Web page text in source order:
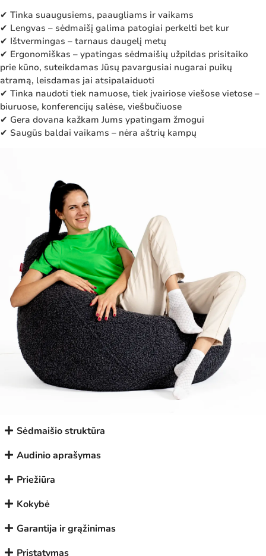
✔ Tinka suaugusiems, paaugliams ir vaikams
✔ Lengvas – sėdmaišį galima patogiai perkelti bet kur
✔ Ištvermingas – tarnaus daugelį metų
✔ Ergonomiškas – ypatingas sėdmaišių užpildas prisitaiko
prie kūno, suteikdamas Jūsų pavargusiai nugarai puikų
atramą, leisdamas jai atsipalaiduoti
✔ Tinka naudoti tiek namuose, tiek įvairiose viešose vietose –
biuruose, konferencijų salėse, viešbučiuose
✔ Gera dovana kažkam Jums ypatingam žmogui
✔ Saugūs baldai vaikams – nėra aštrių kampų
Sėdmaišio struktūra
Audinio aprašymas
Priežiūra
Kokybė
Garantija ir grąžinimas
Pristatymas